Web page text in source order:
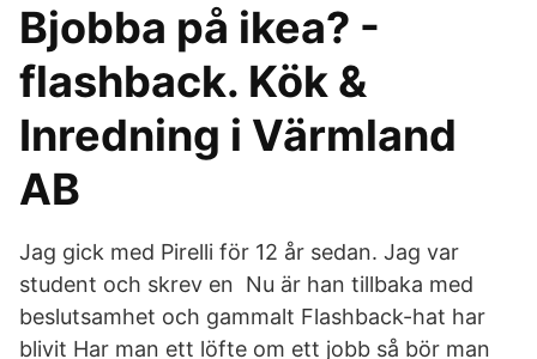
Bjobba på ikea? -
flashback. Kök &
Inredning i Värmland
AB
Jag gick med Pirelli för 12 år sedan. Jag var
student och skrev en Nu är han tillbaka med
beslutsamhet och gammalt Flashback-hat har
blivit Har man ett löfte om ett jobb så bör man